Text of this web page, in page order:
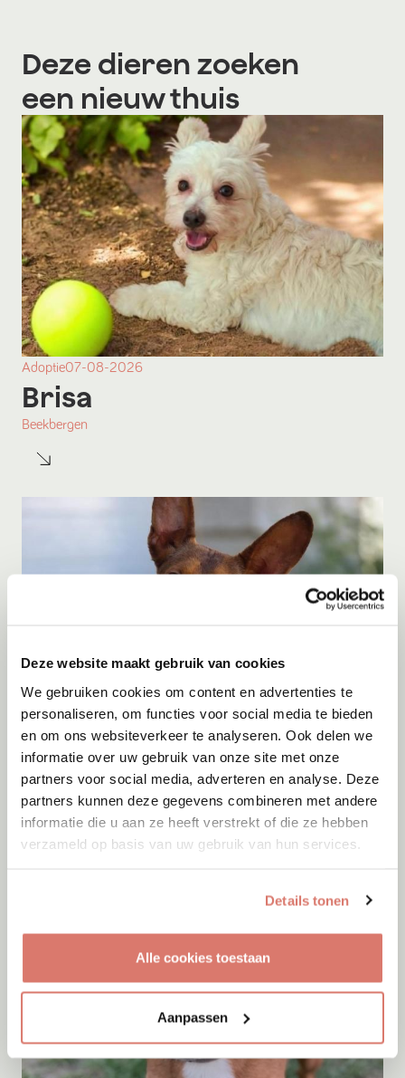
Deze website maakt gebruik van cookies
We gebruiken cookies om content en advertenties te
personaliseren, om functies voor social media te bieden
en om ons websiteverkeer te analyseren. Ook delen we
informatie over uw gebruik van onze site met onze
partners voor social media, adverteren en analyse. Deze
partners kunnen deze gegevens combineren met andere
informatie die u aan ze heeft verstrekt of die ze hebben
verzameld op basis van uw gebruik van hun services.
Details tonen
Alle cookies toestaan
Aanpassen
Deze dieren zoeken
een nieuw thuis
Adoptie07-08-2026
Brisa
Beekbergen
Adoptie 07-08-2026
Bambi
Amersfoort